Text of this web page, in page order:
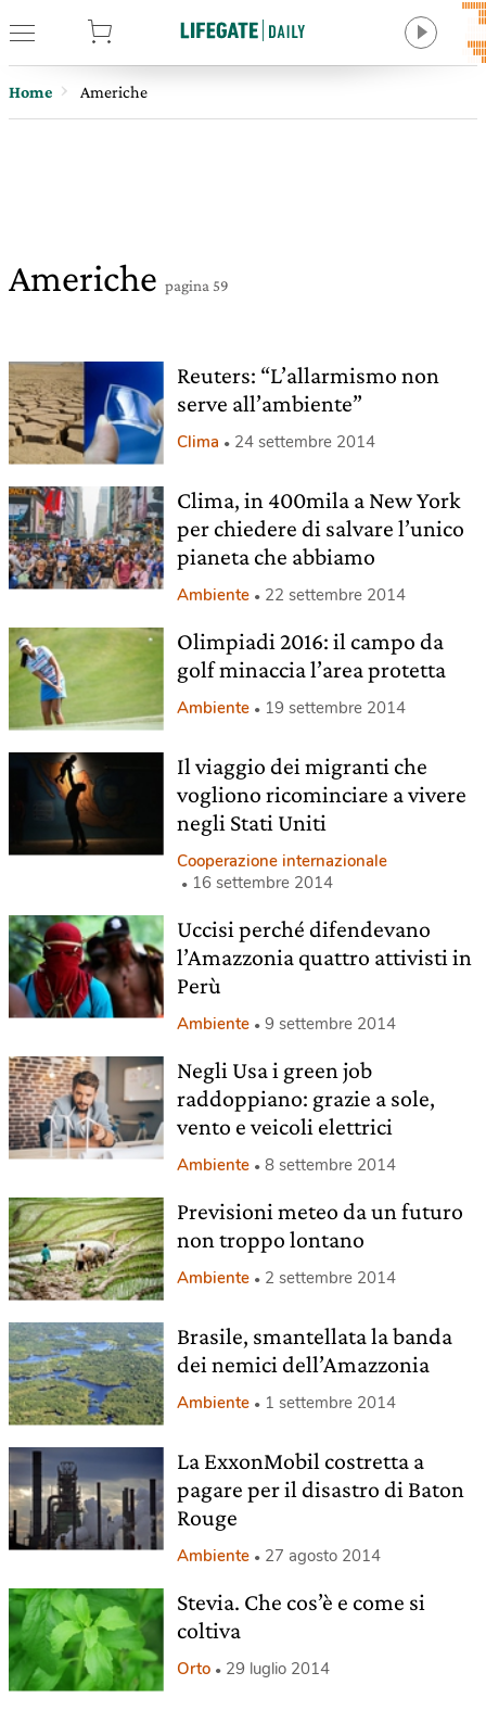
Home Americhe
Americhe pagina 59
Reuters: “L’allarmismo non
serve all’ambiente”
Clima 24 settembre 2014
Clima, in 400mila a New York
per chiedere di salvare l’unico
pianeta che abbiamo
Ambiente 22 settembre 2014
Olimpiadi 2016: il campo da
golf minaccia l’area protetta
Ambiente 19 settembre 2014
Il viaggio dei migranti che
vogliono ricominciare a vivere
negli Stati Uniti
Cooperazione internazionale
16 settembre 2014
Uccisi perché difendevano
l’Amazzonia quattro attivisti in
Perù
Ambiente 9 settembre 2014
Negli Usa i green job
raddoppiano: grazie a sole,
vento e veicoli elettrici
Ambiente 8 settembre 2014
Previsioni meteo da un futuro
non troppo lontano
Ambiente 2 settembre 2014
Brasile, smantellata la banda
dei nemici dell’Amazzonia
Ambiente 1 settembre 2014
La ExxonMobil costretta a
pagare per il disastro di Baton
Rouge
Ambiente 27 agosto 2014
Stevia. Che cos’è e come si
coltiva
Orto 29 luglio 2014